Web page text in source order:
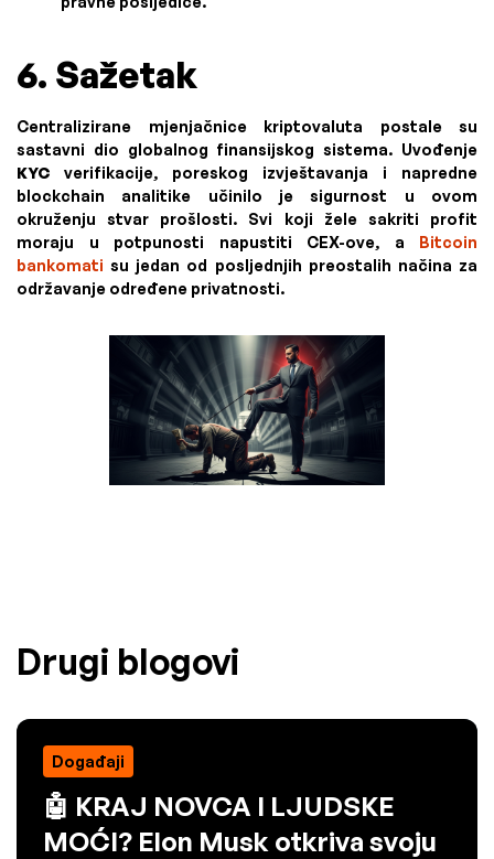
6. Sažetak
Centralizirane mjenjačnice kriptovaluta postale su
sastavni dio globalnog finansijskog sistema. Uvođenje
KYC verifikacije, poreskog izvještavanja i napredne
blockchain analitike učinilo je sigurnost u ovom
okruženju stvar prošlosti. Svi koji žele sakriti profit
moraju u potpunosti napustiti CEX-ove, a Bitcoin
bankomati su jedan od posljednjih preostalih načina za
održavanje određene privatnosti.
Drugi blogovi
Događaji
🤖 KRAJ NOVCA I LJUDSKE
MOĆI? Elon Musk otkriva svoju